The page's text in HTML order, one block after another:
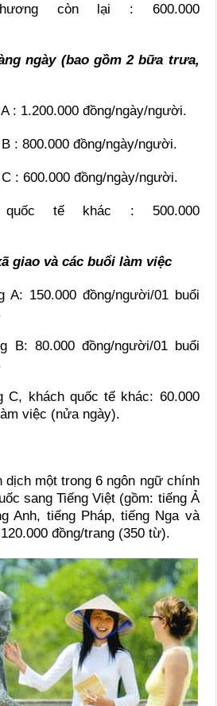
còn lại : 600.000
ngày (bao gồm 2 bữa trưa,
: 1.200.000 đồng/ngày/người.
: 800.000 đồng/ngày/người.
: 600.000 đồng/ngày/người.
tế khác : 500.000
giao và các buổi làm việc
A: 150.000 đồng/người/01 buổi
B: 80.000 đồng/người/01 buổi
C, khách quốc tế khác: 60.000
việc (nửa ngày).
dịch một trong 6 ngôn ngữ chính
sang Tiếng Việt (gồm: tiếng Ả
Anh, tiếng Pháp, tiếng Nga và
đồng/trang (350 từ).